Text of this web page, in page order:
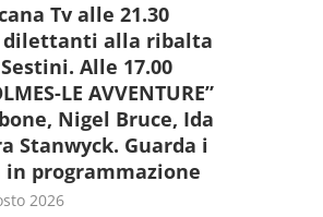
Tv alle 21.30
dilettanti alla ribalta
Alle 17.00
LE AVVENTURE”
Nigel Bruce, Ida
Stanwyck. Guarda i
programmazione
2026